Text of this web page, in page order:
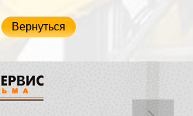
Вернуться